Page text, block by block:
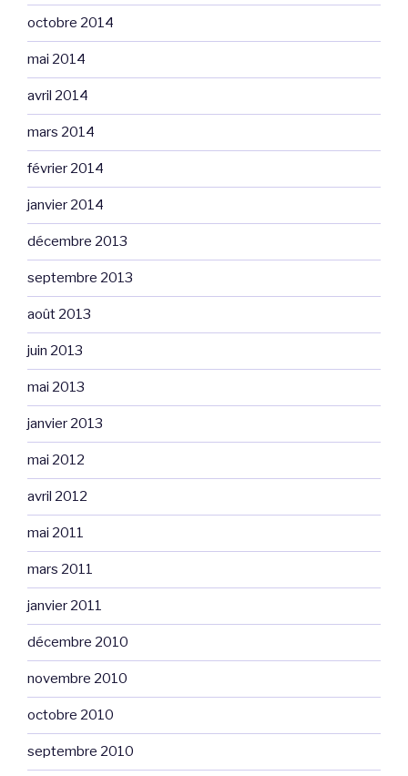
octobre 2014
mai 2014
avril 2014
mars 2014
février 2014
janvier 2014
décembre 2013
septembre 2013
août 2013
juin 2013
mai 2013
janvier 2013
mai 2012
avril 2012
mai 2011
mars 2011
janvier 2011
décembre 2010
novembre 2010
octobre 2010
septembre 2010